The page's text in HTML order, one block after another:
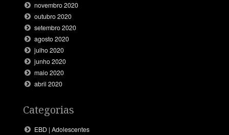
novembro 2020
outubro 2020
setembro 2020
agosto 2020
julho 2020
junho 2020
maio 2020
abril 2020
Categorias
EBD | Adolescentes